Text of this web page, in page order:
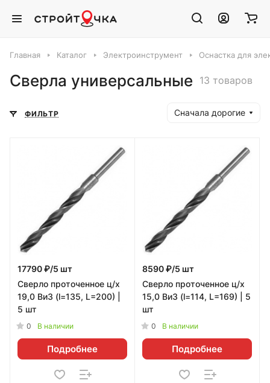
Главная Каталог Электроинструмент Оснастка для
Сверла универсальные 13 товаров
ФИЛЬТР Сначала дорогие
17790 ₽/5 шт
Сверло проточенное ц/х
19,0 ВиЗ (l=135, L=200) |
5 шт
0 В наличии
Подробнее
8590 ₽/5 шт
Сверло проточенное ц/х
15,0 ВиЗ (l=114, L=169) | 5
шт
0 В наличии
Подробнее